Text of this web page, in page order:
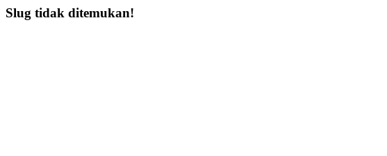
Slug tidak ditemukan!